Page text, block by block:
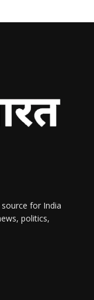
for India
politics,